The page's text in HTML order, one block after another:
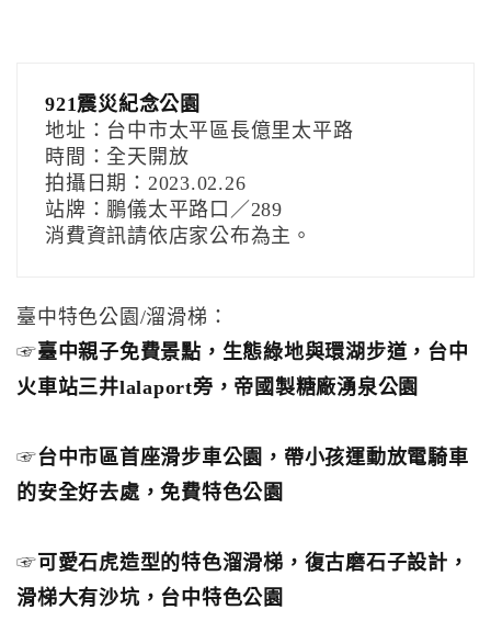
921震災紀念公園
地址：台中市太平區長億里太平路
時間：全天開放
拍攝日期：2023.02.26
站牌：鵬儀太平路口／289
消費資訊請依店家公布為主。
臺中特色公園/溜滑梯：
☞臺中親子免費景點，生態綠地與環湖步道，台中
火車站三井lalaport旁，帝國製糖廠湧泉公園
☞台中市區首座滑步車公園，帶小孩運動放電騎車
的安全好去處，免費特色公園
☞可愛石虎造型的特色溜滑梯，復古磨石子設計，
滑梯大有沙坑，台中特色公園